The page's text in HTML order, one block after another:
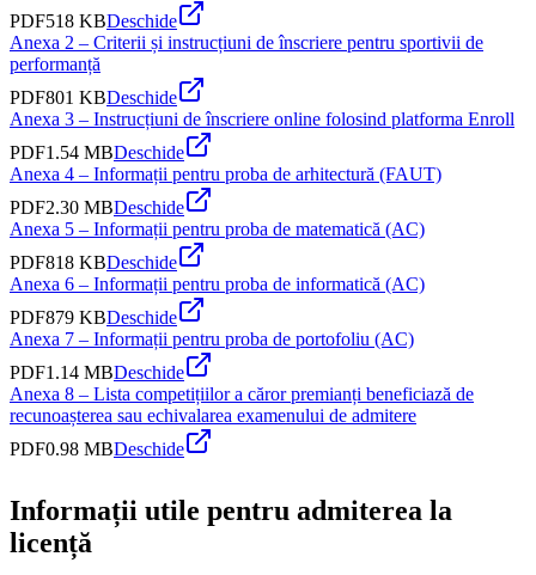
PDF518 KBDeschide
Anexa 2 – Criterii și instrucțiuni de înscriere pentru sportivii de
performanță
PDF801 KBDeschide
Anexa 3 – Instrucțiuni de înscriere online folosind platforma Enroll
PDF1.54 MBDeschide
Anexa 4 – Informații pentru proba de arhitectură (FAUT)
PDF2.30 MBDeschide
Anexa 5 – Informații pentru proba de matematică (AC)
PDF818 KBDeschide
Anexa 6 – Informații pentru proba de informatică (AC)
PDF879 KBDeschide
Anexa 7 – Informații pentru proba de portofoliu (AC)
PDF1.14 MBDeschide
Anexa 8 – Lista competițiilor a căror premianți beneficiază de
recunoașterea sau echivalarea examenului de admitere
PDF0.98 MBDeschide
Informații utile pentru admiterea la
licență